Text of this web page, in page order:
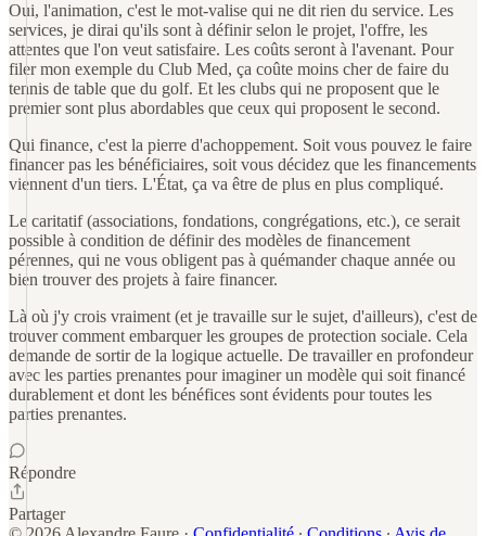
Oui, l'animation, c'est le mot-valise qui ne dit rien du service. Les
services, je dirai qu'ils sont à définir selon le projet, l'offre, les
attentes que l'on veut satisfaire. Les coûts seront à l'avenant. Pour
filer mon exemple du Club Med, ça coûte moins cher de faire du
tennis de table que du golf. Et les clubs qui ne proposent que le
premier sont plus abordables que ceux qui proposent le second.
Qui finance, c'est la pierre d'achoppement. Soit vous pouvez le faire
financer pas les bénéficiaires, soit vous décidez que les financements
viennent d'un tiers. L'État, ça va être de plus en plus compliqué.
Le caritatif (associations, fondations, congrégations, etc.), ce serait
possible à condition de définir des modèles de financement
pérennes, qui ne vous obligent pas à quémander chaque année ou
bien trouver des projets à faire financer.
Là où j'y crois vraiment (et je travaille sur le sujet, d'ailleurs), c'est de
trouver comment embarquer les groupes de protection sociale. Cela
demande de sortir de la logique actuelle. De travailler en profondeur
avec les parties prenantes pour imaginer un modèle qui soit financé
durablement et dont les bénéfices sont évidents pour toutes les
parties prenantes.
Répondre
Partager